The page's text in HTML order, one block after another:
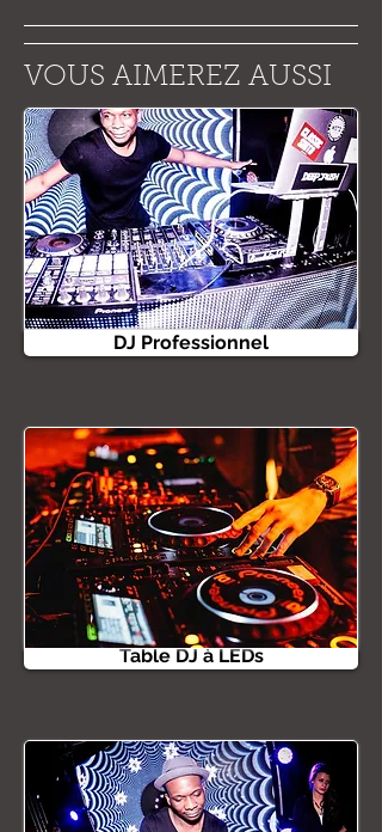
VOUS AIMEREZ AUSSI
DJ Professionnel
Table DJ à LEDs